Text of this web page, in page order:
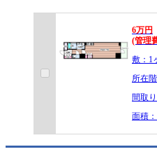
6万円
(管理
敷：1
所在
間取
面積